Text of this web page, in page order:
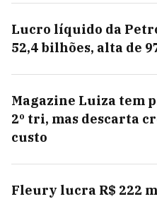
Lucro líquido da
52,4 bilhões, alta de
Magazine Luiza tem
2º tri, mas descarta
custo
Fleury lucra R$ 222